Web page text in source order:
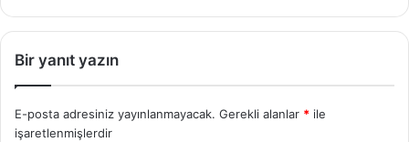
Bir yanıt yazın
E-posta adresiniz yayınlanmayacak. Gerekli alanlar * ile
işaretlenmişlerdir